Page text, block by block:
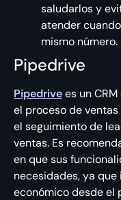
saludarlos y
atender
mismo número.
Pipedrive
Pipedrivees un
el proceso de
el seguimiento de
ventas. Es
en que sus
necesidades, ya
económico desde el